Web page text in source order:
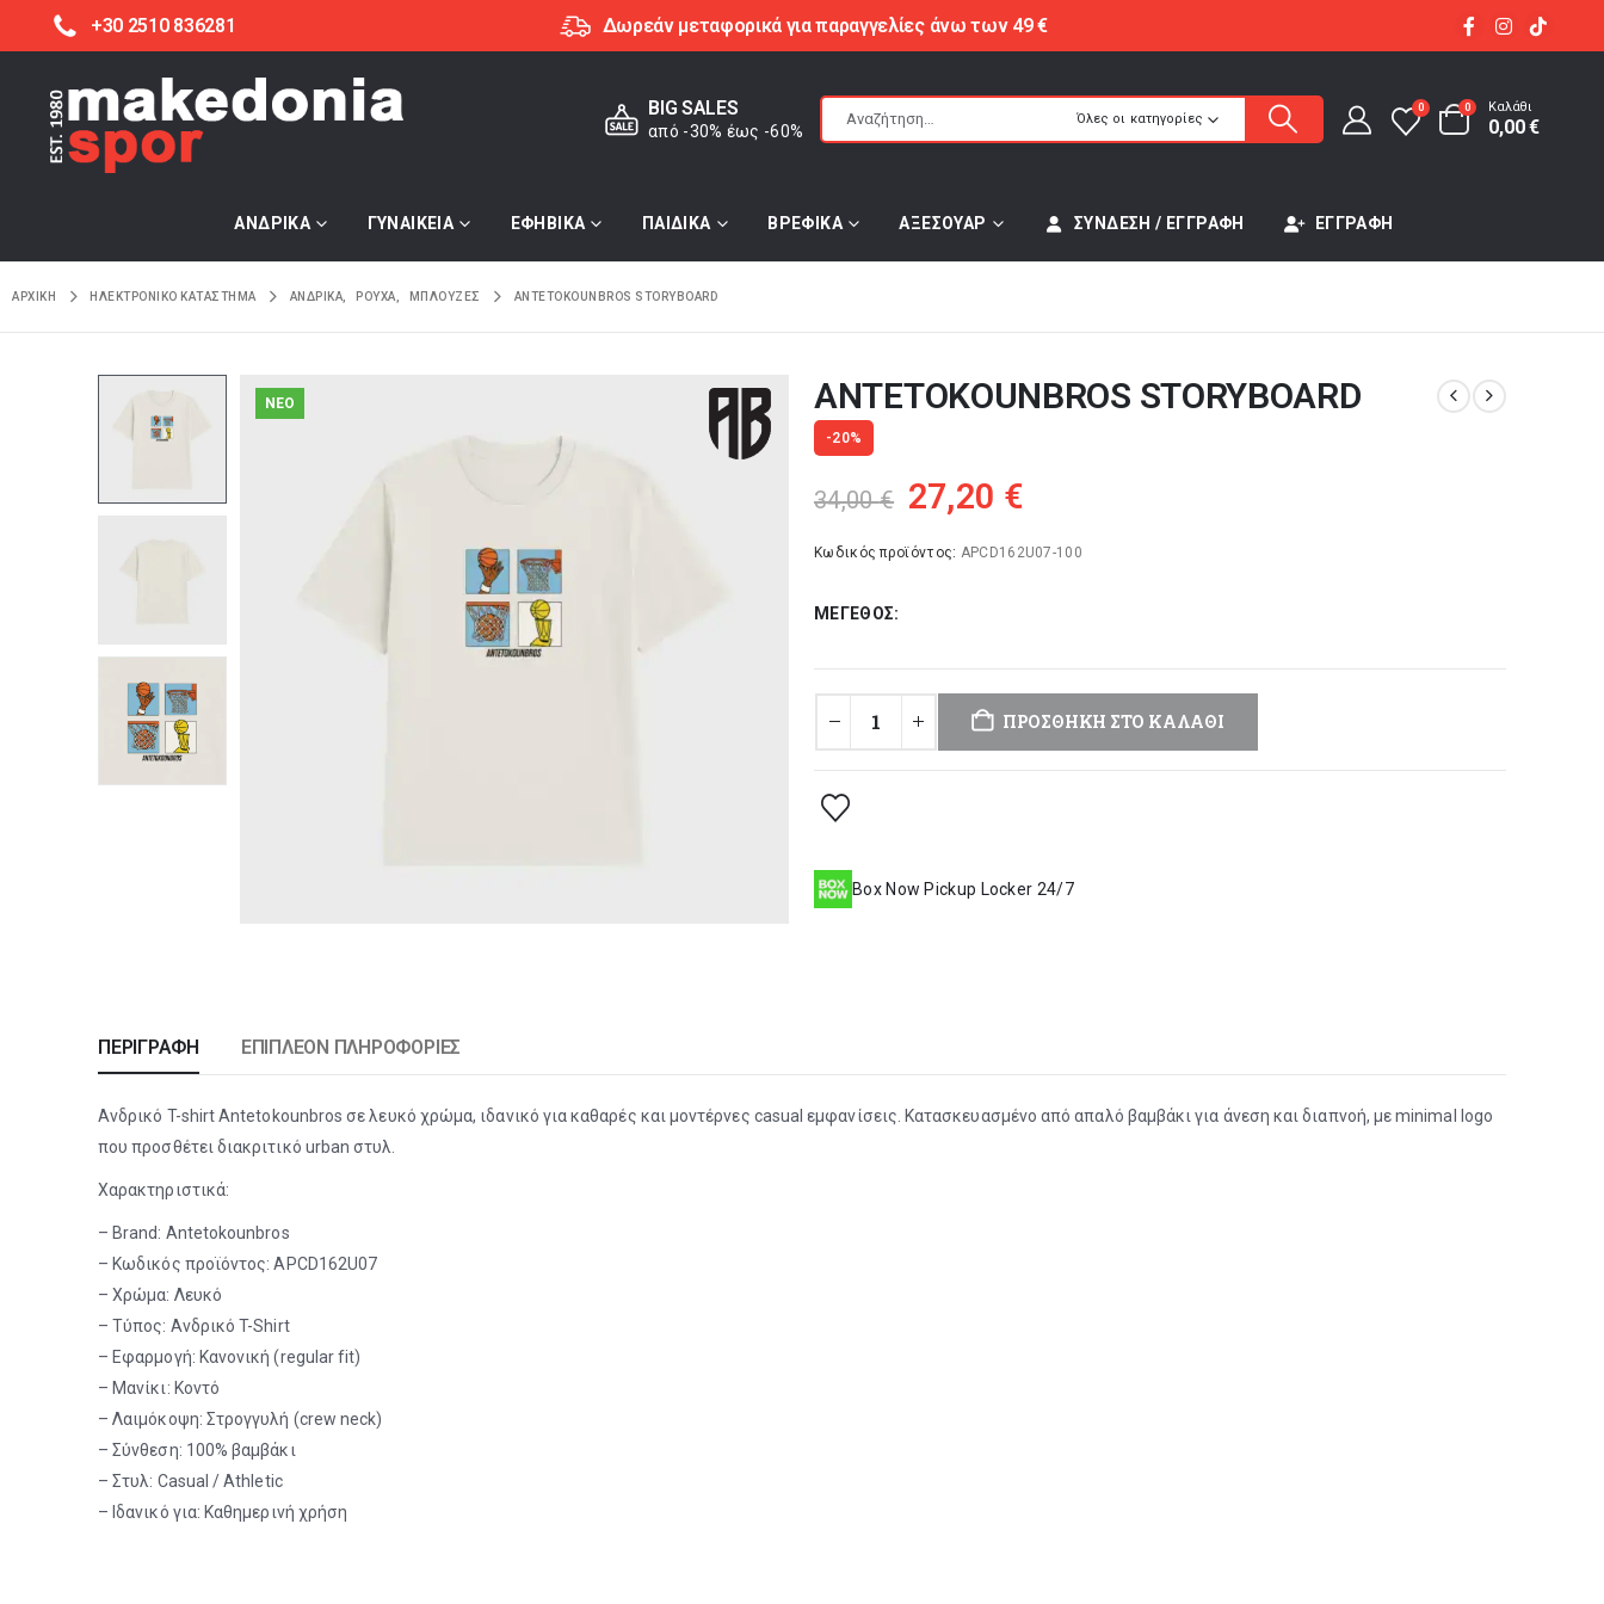
+30 2510 836281 Δωρεάν μεταφορικά για παραγγελίες άνω των 49 €
BIG SALES
από -30% έως -60%
Όλες οι κατηγορίες
0 0 Καλάθι
0,00€
ΑΝΔΡΙΚΑ ΓΥΝΑΙΚΕΙΑ ΕΦΗΒΙΚΑ ΠΑΙΔΙΚΑ ΒΡΕΦΙΚΑ ΑΞΕΣΟΥΑΡ ΣΎΝΔΕΣΗ / ΕΓΓΡΑΦΉ ΕΓΓΡΑΦΉ
ΑΡΧΙΚΉ ΗΛΕΚΤΡΟΝΙΚΌ ΚΑΤΆΣΤΗΜΑ ΑΝΔΡΙΚΑ ΡΟΥΧΑ ΜΠΛΟΥΖΕΣ ANTETOKOUNBROS STORYBOARD
NEO ANTETOKOUNBROS STORYBOARD
-20%
34,00€ Original
price
was:
27,20 €Η
τιμή
Κωδικός προϊόντος: APCD162U07-100
ΜΈΓΕΘΟΣ
ΠΡΟΣΘΉΚΗ ΣΤΟ ΚΑΛΆΘΙ
Box Now Pickup Locker 24/7
ΠΕΡΙΓΡΑΦΉ ΕΠΙΠΛΈΟΝ ΠΛΗΡΟΦΟΡΊΕΣ
Ανδρικό T-shirt Antetokounbros σε λευκό χρώμα, ιδανικό για καθαρές και μοντέρνες casual εμφανίσεις. Κατασκευασμένο από απαλό βαμβάκι για άνεση και διαπνοή, με minimal logo
που προσθέτει διακριτικό urban στυλ.
Χαρακτηριστικά:
– Brand: Antetokounbros
– Κωδικός προϊόντος: APCD162U07
– Χρώμα: Λευκό
– Τύπος: Ανδρικό T-Shirt
– Εφαρμογή: Κανονική (regular fit)
– Μανίκι: Κοντό
– Λαιμόκοψη: Στρογγυλή (crew neck)
– Σύνθεση: 100% βαμβάκι
– Στυλ: Casual / Athletic
– Ιδανικό για: Καθημερινή χρήση